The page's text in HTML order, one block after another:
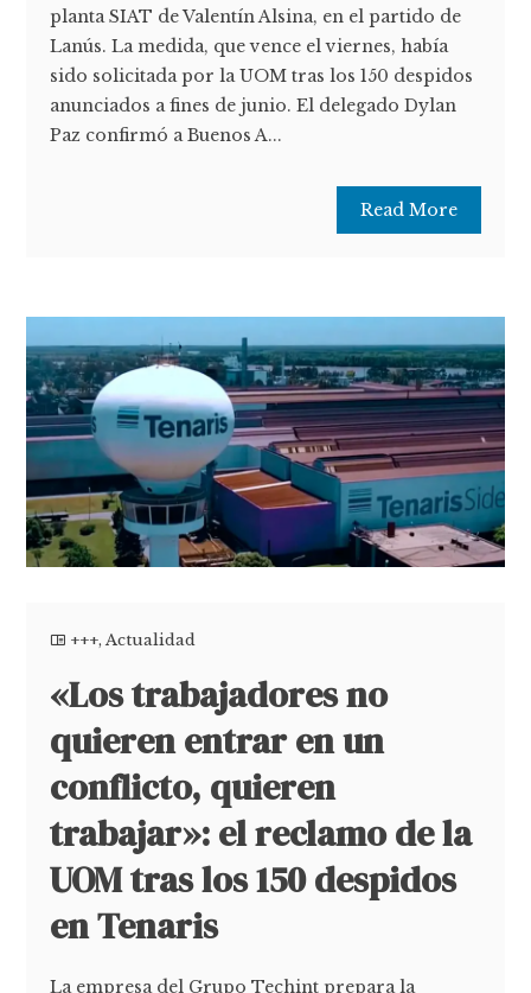
planta SIAT de Valentín Alsina, en el partido de
Lanús. La medida, que vence el viernes, había
sido solicitada por la UOM tras los 150 despidos
anunciados a fines de junio. El delegado Dylan
Paz confirmó a Buenos A...
Read More
+++,Actualidad
«Los trabajadores no
quieren entrar en un
conflicto, quieren
trabajar»: el reclamo de la
UOM tras los 150 despidos
en Tenaris
La empresa del Grupo Techint prepara la